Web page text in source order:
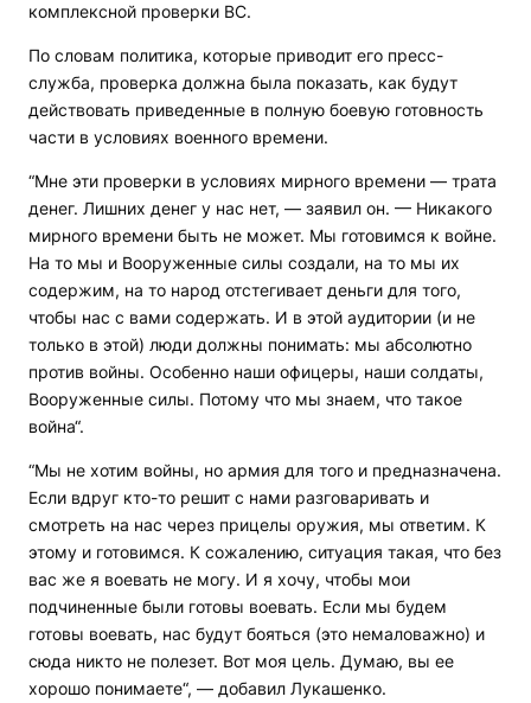
комплексной проверки ВС.
По словам политика, которые приводит его пресс-
служба, проверка должна была показать, как будут
действовать приведенные в полную боевую готовность
части в условиях военного времени.
“Мне эти проверки в условиях мирного времени — трата
денег. Лишних денег у нас нет, — заявил он. — Никакого
мирного времени быть не может. Мы готовимся к войне.
На то мы и Вооруженные силы создали, на то мы их
содержим, на то народ отстегивает деньги для того,
чтобы нас с вами содержать. И в этой аудитории (и не
только в этой) люди должны понимать: мы абсолютно
против войны. Особенно наши офицеры, наши солдаты,
Вооруженные силы. Потому что мы знаем, что такое
война“.
“Мы не хотим войны, но армия для того и предназначена.
Если вдруг кто-то решит с нами разговаривать и
смотреть на нас через прицелы оружия, мы ответим. К
этому и готовимся. К сожалению, ситуация такая, что без
вас же я воевать не могу. И я хочу, чтобы мои
подчиненные были готовы воевать. Если мы будем
готовы воевать, нас будут бояться (это немаловажно) и
сюда никто не полезет. Вот моя цель. Думаю, вы ее
хорошо понимаете“, — добавил Лукашенко.